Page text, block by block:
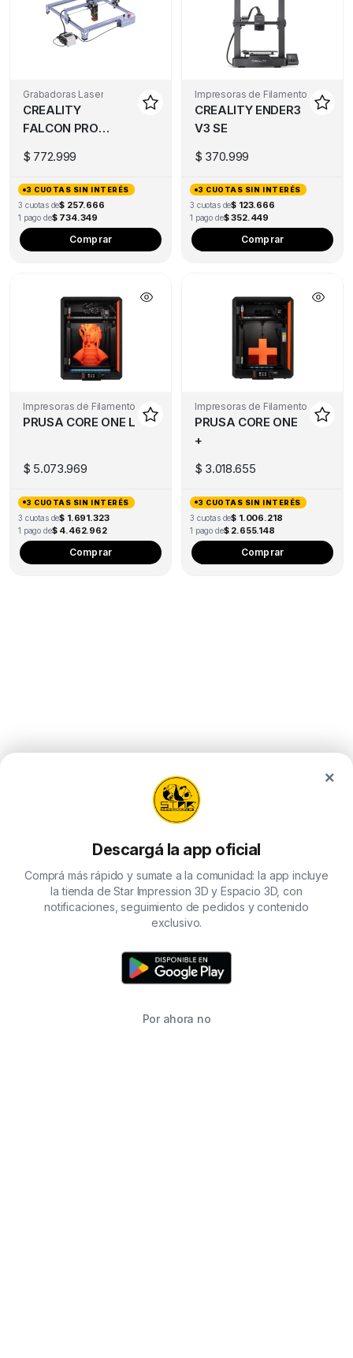
Grabadoras Laser
CREALITY
FALCON PRO
$ 772.999
3 CUOTAS SIN INTERÉS
3 cuotas de$ 257.666
1 pago de$ 734.349
Comprar
Impresoras de Filamento
CREALITY ENDER3
V3 SE
$ 370.999
3 CUOTAS SIN INTERÉS
3 cuotas de$ 123.666
1 pago de$ 352.449
Comprar
Impresoras de Filamento
PRUSA CORE ONE L
$ 5.073.969
3 CUOTAS SIN INTERÉS
3 cuotas de$ 1.691.323
1 pago de$ 4.462.962
Comprar
Impresoras de Filamento
PRUSA CORE ONE
+
$ 3.018.655
3 CUOTAS SIN INTERÉS
3 cuotas de$ 1.006.218
1 pago de$ 2.655.148
Comprar
×
Descargá la app oficial
Comprá más rápido y sumate a la comunidad: la app incluye
la tienda de Star Impression 3D y Espacio 3D, con
notificaciones, seguimiento de pedidos y contenido
exclusivo.
Por ahora no